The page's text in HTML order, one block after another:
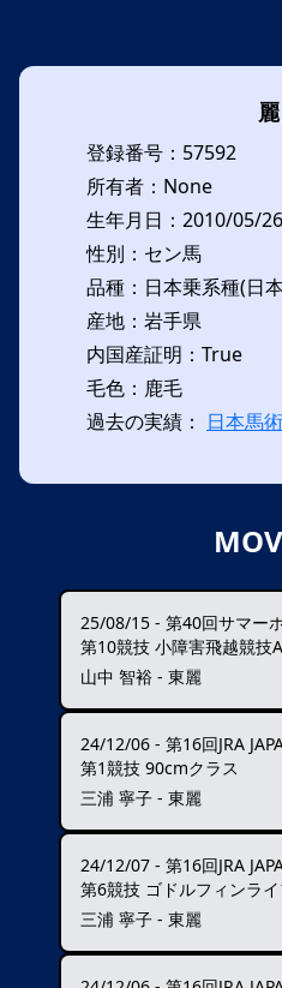
麗
登録番号：57592
所有者：None
生年月日：2010/05/26
性別：セン馬
品種：日本乗系種(日
産地：岩手県
内国産証明：True
毛色：鹿毛
過去の実績： 日本馬
25/08/15 - 第40回サマー
第10競技 小障害飛越競
山中 智裕 - 東麗
24/12/06 - 第16回JRA JAPAN
第1競技 90cmクラス
三浦 寧子 - 東麗
24/12/07 - 第16回JRA JAPAN
第6競技 ゴドルフィンラ
三浦 寧子 - 東麗